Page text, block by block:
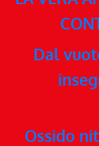
Dal
Ossido